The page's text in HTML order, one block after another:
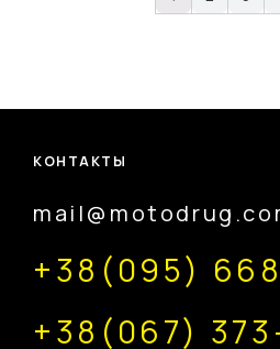
КОНТАКТЫ
+38(095)
+38(067)